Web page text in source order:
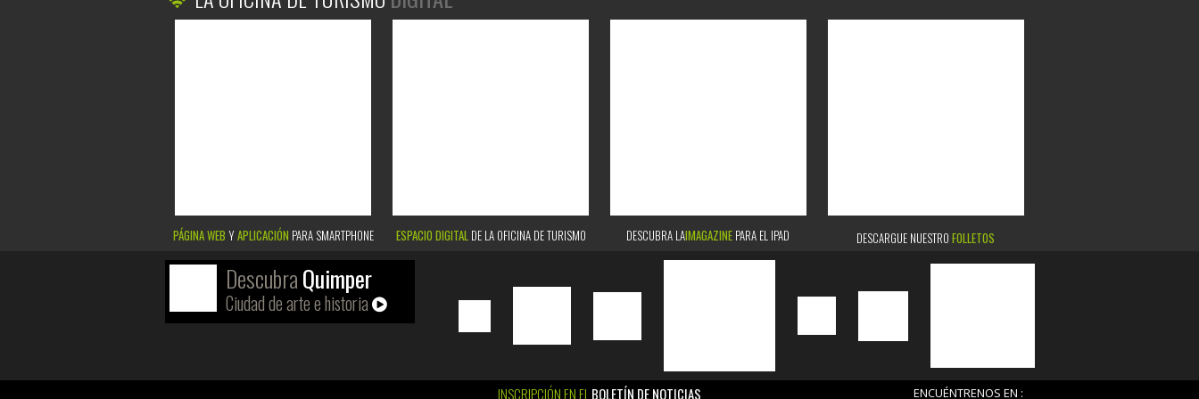
PÁGINA WEB YAPLICACIÓN PARA SMARTPHONE ESPACIO DIGITAL DE LA OFICINA DE TURISMO DESCUBRA LAIMAGAZINE PARA EL IPAD DESCARGUE NUESTROFOLLETOS
DescubraQuimper
Ciudad de arte e historia
INSCRIPCIÓN EN EL BOLETÍN DE NOTICIAS ENCUÉNTRENOS EN :